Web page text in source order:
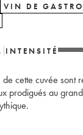
VIN DE
INTENSITÉ
cette cuvée sont
prodigués au